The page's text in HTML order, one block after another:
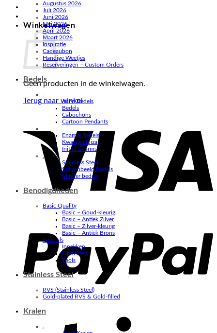
Winkelwagen
Geen producten in de winkelwagen.
Terug naar winkel
Augustus 2026
Juli 2026
Juni 2026
Mei 2026
April 2026
Maart 2026
Inspiratie
Cadeaubon
Handige Weetjes
Reserveringen – Custom Orders
Bedels
.
Acryl Bedels
Bedels
Cabochons
Cartoon Pendants
.
Enamel Bedels
Kwastjes Ibiza
Initial Charms
.
Stainless Steel
Sterrenbeeld Bedels
Vlinder bedels
Benodigdheden
Basic Quality
Basic – Goud-kleurig
Basic – Antiek Zilver
Basic – Zilver-kleurig
Basic – Antiek Brons
Specials
Inpakken
Opbergen
Tools
Stainless Steel
RVS (Stainless Steel)
Gold-plated RVS & Gold-filled
Kralen
.